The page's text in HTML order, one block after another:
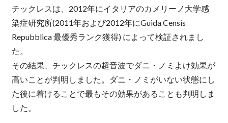
チックレスは、2012年にイタリアのカメリーノ大学感
染症研究所(2011年および2012年にGuida Censis
Repubblica 最優秀ランク獲得) によって検証されまし
た。
その結果、チックレスの超音波でダニ・ノミよけ効果が
高いことが判明しました。ダニ・ノミがいない状態にし
た後に着けることで最もその効果があることも判明しま
した。